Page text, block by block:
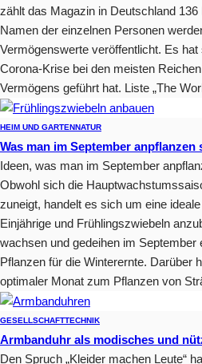
zählt das Magazin in Deutschland
Namen der einzelnen Personen
Vermögenswerte veröffentlicht. Es
Corona-Krise bei den meisten
Vermögens geführt hat. Liste „The
HEIM UND GARTENNATUR
Was man im September anpflanzen
Ideen, was man im September
Obwohl sich die
zuneigt, handelt es sich um eine
Einjährige und Frühlingszwiebeln
wachsen und gedeihen im September
Pflanzen für die Winterernte. Darüber
optimaler Monat zum Pflanzen von
GESELLSCHAFTTECHNIK
Armbanduhr als modisches und
Den Spruch „Kleider machen Leute“